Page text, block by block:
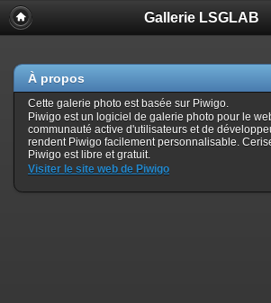
Gallerie LSGLAB
À propos
Cette galerie photo est basée sur Piwigo.
Piwigo est un logiciel de galerie photo pour le
communauté active d'utilisateurs et de
rendent Piwigo facilement personnalisable.
Piwigo est libre et gratuit.
Visiter le site web de Piwigo